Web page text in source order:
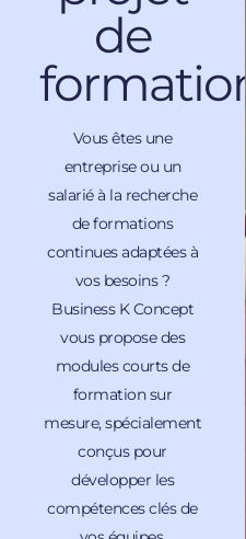
de
formation
Vous êtes une
entreprise ou un
salarié à la recherche
de formations
continues adaptées à
vos besoins ?
Business K Concept
vous propose des
modules courts de
formation sur
mesure, spécialement
conçus pour
développer les
compétences clés de